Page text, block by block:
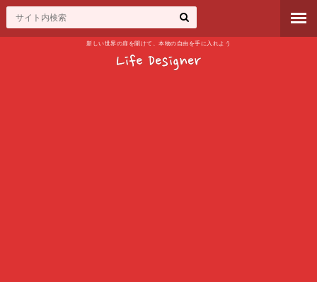
新しい世界の扉を開けて、本物の自由を手に入れよう